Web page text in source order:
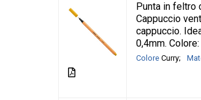
Punta in feltro
Cappuccio
cappuccio.
0,4mm.
Colore Curry